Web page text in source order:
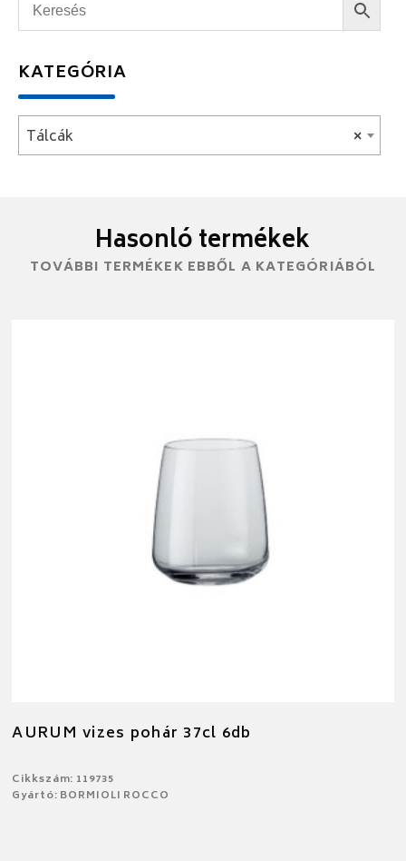
KATEGÓRIA
×
Tálcák
Hasonló termékek
TOVÁBBI TERMÉKEK EBBŐL A KATEGÓRIÁBÓL
AURUM vizes pohár 37cl 6db
Cikkszám: 119735
Gyártó: BORMIOLI ROCCO